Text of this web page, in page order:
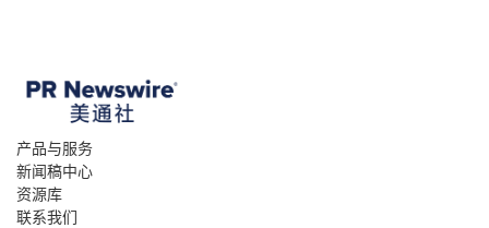
产品与服务
新闻稿中心
资源库
联系我们